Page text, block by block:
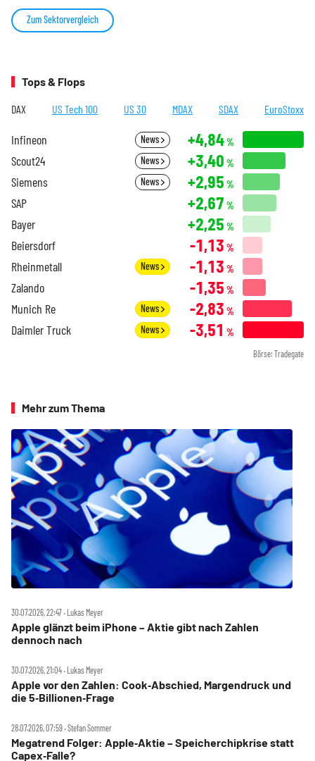
Zum Sektorvergleich
Tops & Flops
DAX US Tech 100 US 30 MDAX SDAX EuroStoxx
Infineon News +4,84%
Scout24 News +3,40 %
Siemens News +2,95 %
SAP +2,67 %
Bayer +2,25 %
Beiersdorf -1,13 %
Rheinmetall News -1,13 %
Zalando -1,35 %
Munich Re News -2,83 %
Daimler Truck News -3,51 %
Börse: Tradegate
Mehr zum Thema
30.07.2026, 22:47 ‧ Lukas Meyer
Apple glänzt beim iPhone – Aktie gibt nach Zahlen
dennoch nach
30.07.2026, 21:04 ‧ Lukas Meyer
Apple vor den Zahlen: Cook‑Abschied, Margendruck und
die 5‑Billionen‑Frage
28.07.2026, 07:59 ‧ Stefan Sommer
Megatrend Folger: Apple‑Aktie – Speicherchipkrise statt
Capex‑Falle?